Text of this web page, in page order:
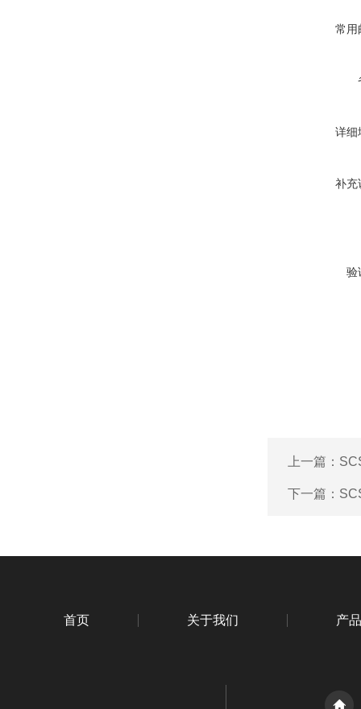
常用
详细
补充
验
上一篇：
下一篇：
首页 关于我们 产